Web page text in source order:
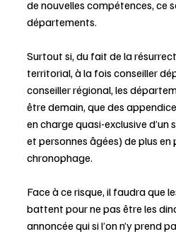
de nouvelles compétences, ce
départements.
Surtout si, du fait de la
territorial, à la fois conseiller
conseiller régional, les
être demain, que des
en charge quasi-exclusive
et personnes âgées) de plus en
chronophage.
Face à ce risque, il faudra que
battent pour ne pas être les
annoncée qui si l’on n’y prend